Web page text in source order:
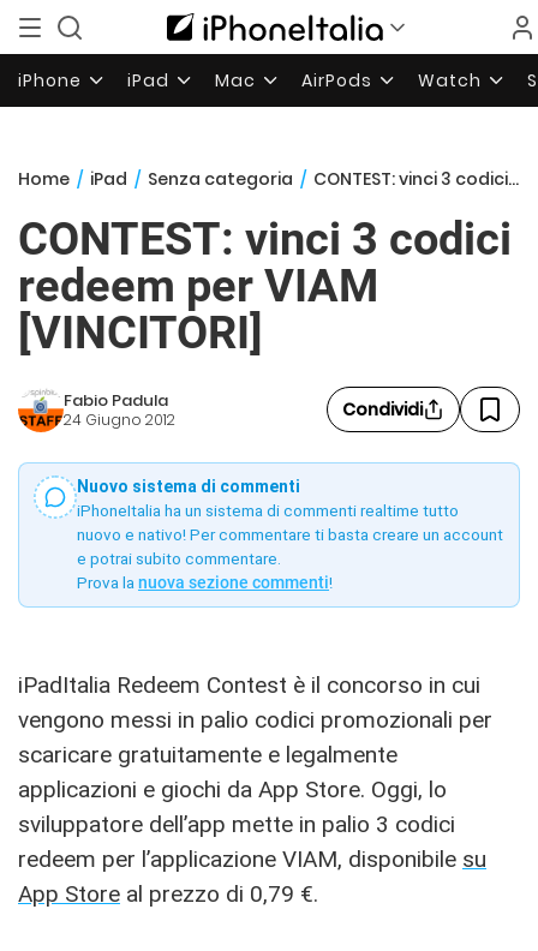
iPhone iPad Mac AirPods Watch
Home / iPad / Senza categoria / CONTEST: vinci 3 codici redeem per VIAM [VINCITORI]
CONTEST: vinci 3 codici
redeem per VIAM
[VINCITORI]
Fabio Padula
24 Giugno 2012 Condividi
Nuovo sistema di commenti
iPhoneItalia ha un sistema di commenti realtime tutto
nuovo e nativo! Per commentare ti basta creare un account
e potrai subito commentare.
Prova la nuova sezione commenti!
iPadItalia Redeem Contest è il concorso in cui
vengono messi in palio codici promozionali per
scaricare gratuitamente e legalmente
applicazioni e giochi da App Store. Oggi, lo
sviluppatore dell’app mette in palio 3 codici
redeem per l’applicazione VIAM, disponibile su
App Store al prezzo di 0,79 €.